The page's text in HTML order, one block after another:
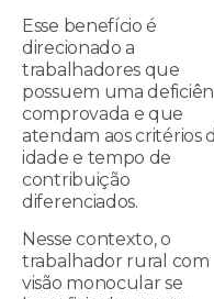
Esse benefício é
direcionado a
trabalhadores que
possuem uma
comprovada e que
atendam aos critérios
idade e tempo de
contribuição
diferenciados.
Nesse contexto, o
trabalhador rural com
visão monocular se